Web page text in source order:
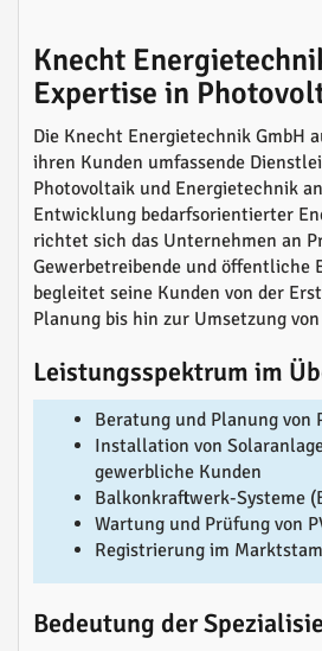
Knecht
Expertise in
Die Knecht Energietechnik GmbH
ihren Kunden umfassende
Photovoltaik und Energietechnik
Entwicklung bedarfsorientierter
richtet sich das Unternehmen an
Gewerbetreibende und öffentliche
begleitet seine Kunden von der
Planung bis hin zur Umsetzung von
Leistungsspektrum im
Beratung und Planung von
Installation von
gewerbliche Kunden
Balkonkraftwerk-Systeme
Wartung und Prüfung von
Registrierung im
Bedeutung der